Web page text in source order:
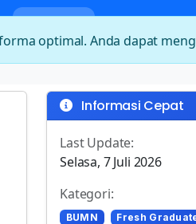
Informasi Cepat
Last Update:
Selasa, 7 Juli 2026
Kategori:
BUMN Fresh
optimal. Anda dapat